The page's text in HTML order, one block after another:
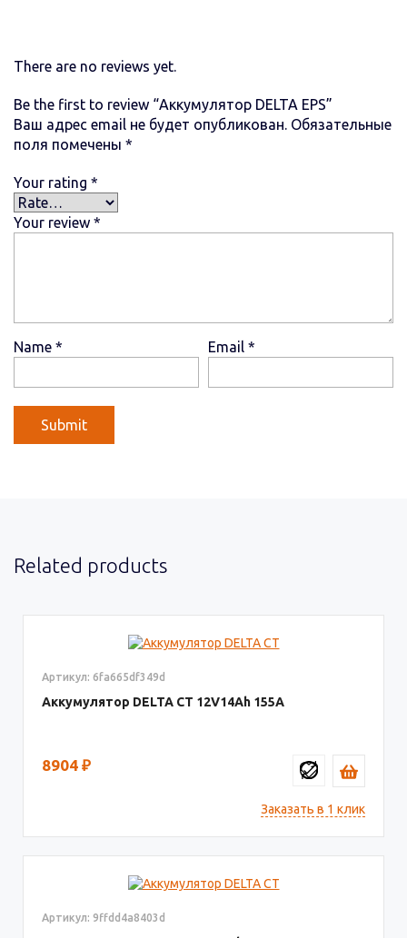
There are no reviews yet.
Be the first to review “Аккумулятор DELTA EPS”
Ваш адрес email не будет опубликован. Обязательные
поля помечены *
Your rating *
Your review *
Name * Email *
Related products
Артикул: 6fa665df349d
Аккумулятор DELTA СТ 12V14 155
8904 ₽
Заказать в 1 клик
Артикул: 9ffdd4a8403d